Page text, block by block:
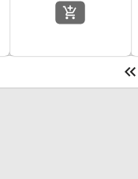
add_shopping_cart
keyboard_double_arrow_left